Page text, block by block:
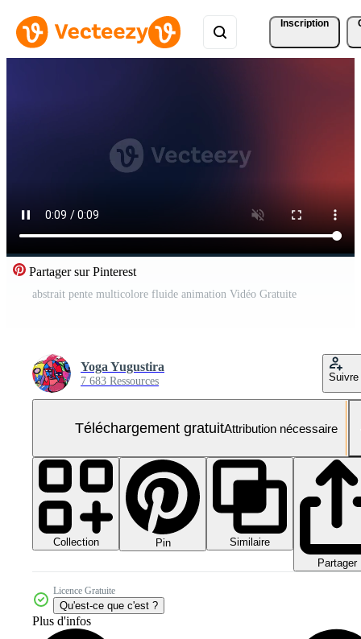
Inscription
Partager sur Pinterest
abstrait pente multicolore fluide animation Vidéo Gratuite
Yoga Yugustira
7 683 Ressources Suivre
Téléchargement gratuitAttribution nécessaire
Collection Pin
Similaire
Partager
Licence Gratuite
Qu'est-ce que c'est ?
Plus d'infos